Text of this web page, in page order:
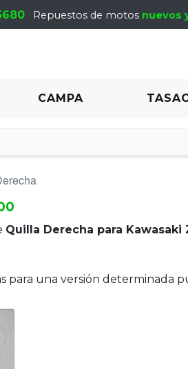
Repuestos de motos nuevos
CAMPA
Quilla Derecha para Kawasaki
para una versión determinada